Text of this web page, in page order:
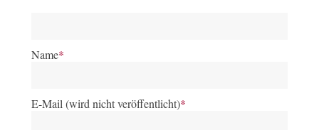
Name*
E-Mail (wird nicht veröffentlicht)*